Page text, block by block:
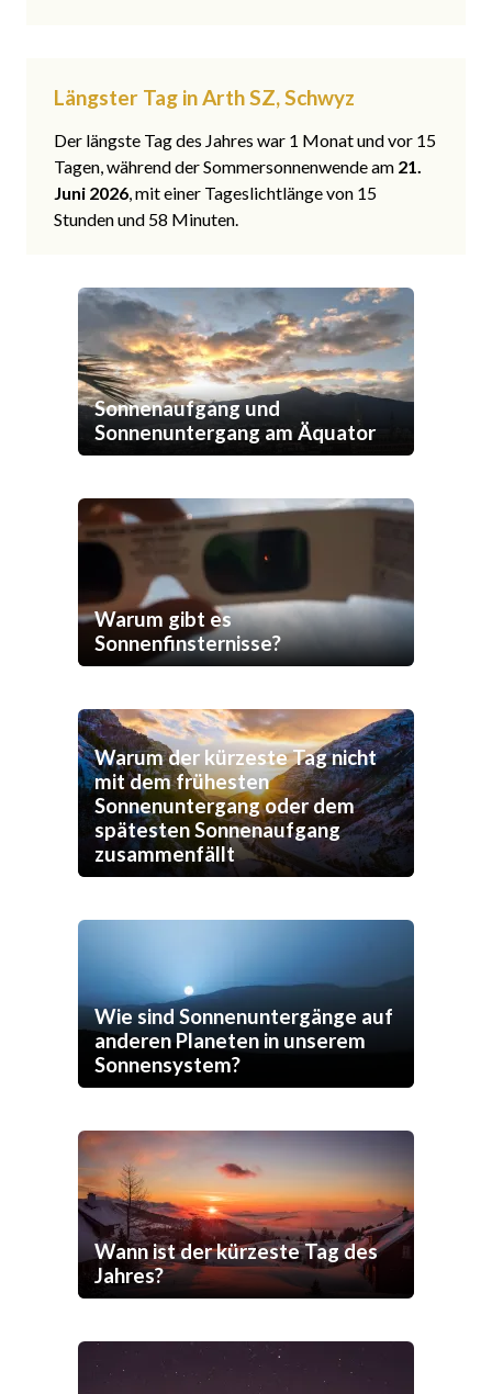
Längster Tag in Arth SZ, Schwyz
Der längste Tag des Jahres war 1 Monat und vor 15
Tagen, während der Sommersonnenwende am 21.
Juni 2026, mit einer Tageslichtlänge von 15
Stunden und 58 Minuten.
Sonnenaufgang und
Sonnenuntergang am Äquator
Warum gibt es
Sonnenfinsternisse?
Warum der kürzeste Tag nicht
mit dem frühesten
Sonnenuntergang oder dem
spätesten Sonnenaufgang
zusammenfällt
Wie sind Sonnenuntergänge auf
anderen Planeten in unserem
Sonnensystem?
Wann ist der kürzeste Tag des
Jahres?